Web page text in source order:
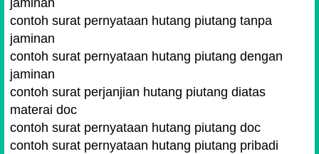
jaminan
contoh surat pernyataan hutang piutang tanpa
jaminan
contoh surat pernyataan hutang piutang dengan
jaminan
contoh surat perjanjian hutang piutang diatas
materai doc
contoh surat pernyataan hutang piutang doc
contoh surat pernyataan hutang piutang pribadi